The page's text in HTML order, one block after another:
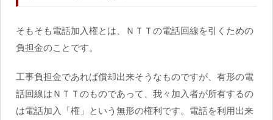
そもそも電話加入権とは、ＮＴＴの電話回線を引くための
負担金のことです。
工事負担金であれば償却出来そうなものですが、有形の電
話回線はＮＴＴのものであって、我々加入者が所有するの
は電話加入「権」という無形の権利です。電話を利用出来